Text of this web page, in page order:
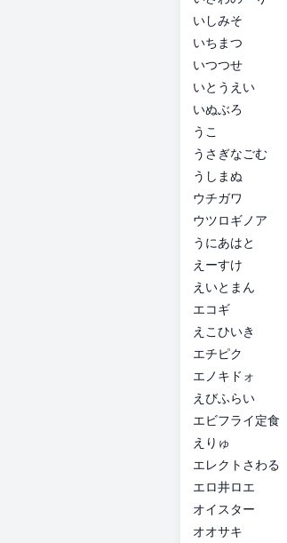
いしみそ
いちまつ
いつつせ
いとうえい
いぬぶろ
うこ
うさぎなごむ
うしまぬ
ウチガワ
ウツロギノア
うにあはと
えーすけ
えいとまん
エコギ
えこひいき
エチピク
エノキドォ
えびふらい
エビフライ定食
えりゅ
エレクトさわる
エロ井ロエ
オイスター
オオサキ